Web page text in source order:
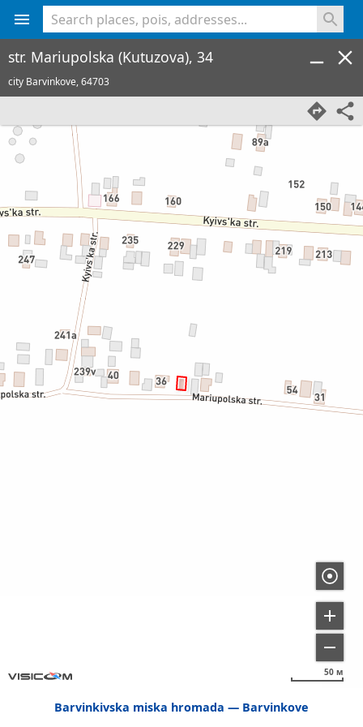
Barvinkivska miska hromada Barvinkove
50 м
str. Mariupolska (Kutuzova), 34
city Barvinkove,64703
<% console.log(hcard) %>